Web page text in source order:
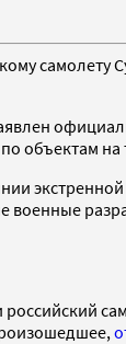
объектам
военные